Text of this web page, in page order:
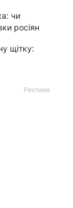
чи
росіян
щітку:
Реклама